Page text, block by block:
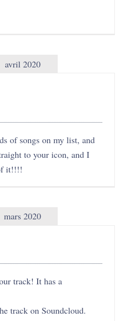
avril 2020
of songs on my list, and
to your icon, and I
it!!!!
mars 2020
track! It has a
track on Soundcloud.